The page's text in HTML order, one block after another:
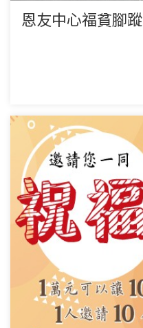
恩友中心福貧腳蹤